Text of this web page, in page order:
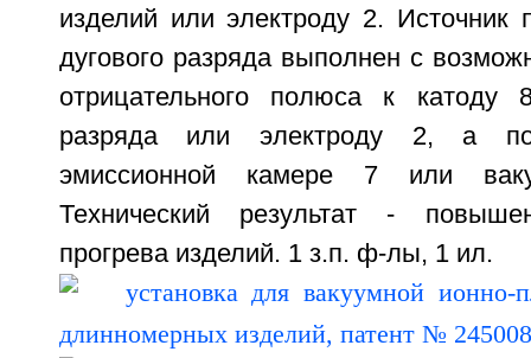
изделий или электроду 2. Источник
дугового разряда выполнен с
отрицательного полюса к катоду 8
разряда или электроду 2, а
эмиссионной камере 7 или
Технический результат -
прогрева изделий. 1 з.п. ф-лы, 1 ил.